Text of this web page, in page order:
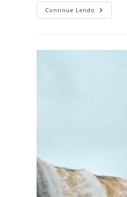
Continue Lendo Turismo
De
Deixar